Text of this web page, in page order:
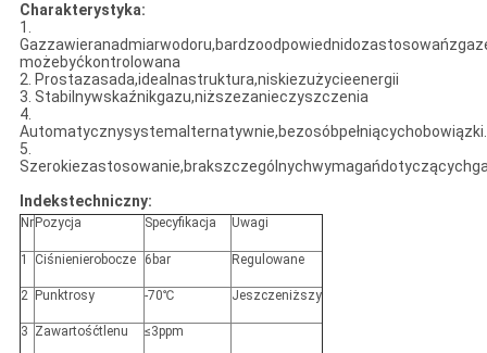
Charakterystyka:
1.
możebyćkontrolowana
2. Prostazasada,idealnastruktura,niskiezużycieenergii
3. Stabilnywskaźnikgazu,niższezanieczyszczenia
4.
Automatycznysystemalternatywnie,bezosóbpełniącychobowiązki.
5.
Indekstechniczny:
Nr Pozycja Specyfikacja Uwagi
1 Ciśnienierobocze 6bar Regulowane
2 Punktrosy -70℃ Jeszczeniższy
3 Zawartośćtlenu ≤3ppm